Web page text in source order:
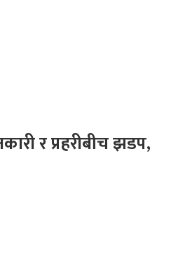
र प्रहरीबीच झडप,